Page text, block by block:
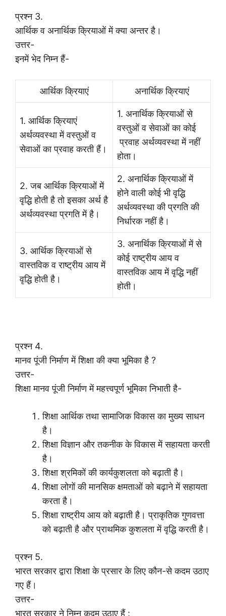
प्रश्न 3.
आर्थिक व अनार्थिक क्रियाओं में क्या अन्तर है।
उत्तर-
इनमें भेद निम्न हैं-
आर्थिक क्रियाएं अनार्थिक क्रियाएं
1. आर्थिक क्रियाएं
अर्थव्यवस्था में वस्तुओं व
सेवाओं का प्रवाह करती हैं।
1. अनार्थिक क्रियाओं से
वस्तुओं व सेवाओं का कोई
प्रवाह अर्थव्यवस्था में नहीं
होता।
2. जब आर्थिक क्रियाओं में
वृद्धि होती है तो इसका अर्थ है
अर्थव्यवस्था प्रगति में है।
2. अनार्थिक क्रियाओं में
होने वाली कोई भी वृद्धि
अर्थव्यवस्था की प्रगति की
निर्धारक नहीं है।
3. आर्थिक क्रियाओं से
वास्तविक व राष्ट्रीय आय में
वृद्धि होती है।
3. अनार्थिक क्रियाओं में से
कोई राष्ट्रीय आय व
वास्तविक आय में वृद्धि नहीं
होती।
प्रश्न 4.
मानव पूंजी निर्माण में शिक्षा की क्या भूमिका है ?
उत्तर-
शिक्षा मानव पूंजी निर्माण में महत्त्वपूर्ण भूमिका निभाती है-
शिक्षा आर्थिक तथा सामाजिक विकास का मुख्य साधन
है।
शिक्षा विज्ञान और तकनीक के विकास में सहायता करती
है।
शिक्षा श्रमिकों की कार्यकुशलता को बढ़ाती है।
शिक्षा लोगों की मानसिक क्षमताओं को बढ़ाने में सहायता
करता है।
शिक्षा राष्ट्रीय आय को बढ़ाती है। प्राकृतिक गुणवत्ता
को बढ़ाती है और प्राथमिक कुशलता में वृद्धि करती है।
प्रश्न 5.
भारत सरकार द्वारा शिक्षा के प्रसार के लिए कौन-से कदम उठाए
गए हैं।
उत्तर-
भारत सरकार ने निम्न कदम उठाए हैं :